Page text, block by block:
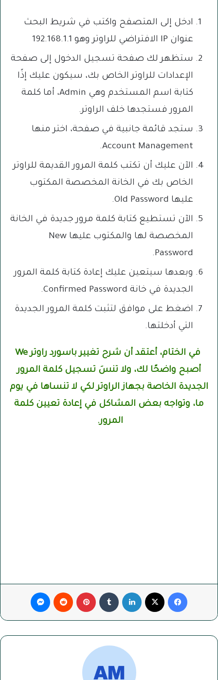
ادخل إلى المتصفح واكتب في شريط البحث
عنوان IP الافتراضي للراوتر وهو 192.168.1.1
ستظهر لك صفحة تسجيل الدخول إلى صفحة
الإعدادات للراوتر الخاص بك، سيكون عليك إذًا
كتابة اسم المستخدم وهي Admin، أما كلمة
المرور فستجدها خلف الراوتر.
ستجد قائمة جانبية في صفحة، اختر منها
Account Management.
الآن عليك أن تكتب كلمة المرور القديمة للراوتر
الخاص بك في الخانة المخصصة المكتوب
عليها Old Password.
الآن تستطيع كتابة كلمة مرور جديدة في الخانة
المخصصة لها والمكتوب عليها New
Password.
وبعدها سيتعين عليك إعادة كتابة كلمة المرور
الجديدة في خانة Confirmed Password.
اضغط على موافق لتثبت كلمة المرور الجديدة
التي أدخلتها.
في الختام، أعتقد أن شرح تغيير باسورد راوتر We
أصبح واضحًا لك، ولا تنسَ تسجيل كلمة المرور
الجديدة الخاصة بجهاز الراوتر لكي لا تنساها في يوم
ما، وتواجه بعض المشاكل في إعادة تعيين كلمة
المرور.
فيسبوك لينكدإن بينتيريست